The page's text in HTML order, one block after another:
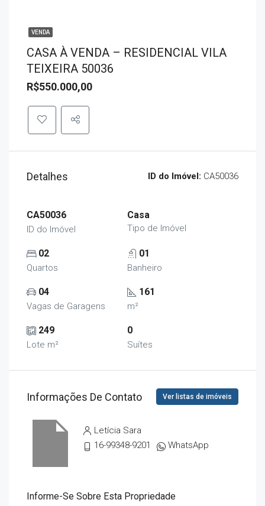
VENDA
CASA À VENDA – RESIDENCIAL VILA
TEIXEIRA 50036
R$550.000,00
Detalhes ID do Imóvel: CA50036
CA50036
ID do Imóvel
Casa
Tipo de Imóvel
02
Quartos
01
Banheiro
04
Vagas de Garagens
161
m²
249
Lote m²
0
Suítes
Informações De Contato Ver listas de imóveis
Letícia Sara
16-99348-9201
WhatsApp
Informe-Se Sobre Esta Propriedade